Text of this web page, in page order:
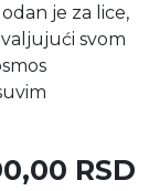
je za lice,
svom
RSD